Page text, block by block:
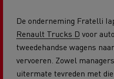
De onderneming Fratelli
Renault Trucks D voor
tweedehandse wagens
vervoeren. Zowel
uitermate tevreden met